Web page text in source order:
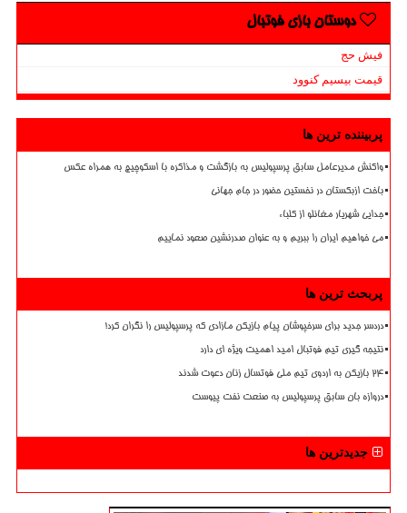
دوستان بازی فوتبال
فیش حج
قیمت بیسیم کنوود
پربیننده ترین ها
واکنش مدیرعامل سابق پرسپولیس به بازگشت و مذاکره با اسکوچیچ به همراه عکس
باخت ازبکستان در نخستین حضور در جام جهانی
جدایی شهریار مغانلو از کلباء
می خواهیم ایران را ببریم و به عنوان صدرنشین صعود نماییم
پربحث ترین ها
دردسر جدید برای سرخپوشان پیام بازیکن مازادی که پرسپولیس را نگران کرد!
نتیجه گیری تیم فوتبال امید اهمیت ویژه ای دارد
۲۴ بازیکن به اردوی تیم ملی فوتسال زنان دعوت شدند
دروازه بان سابق پرسپولیس به صنعت نفت پیوست
جدیدترین ها